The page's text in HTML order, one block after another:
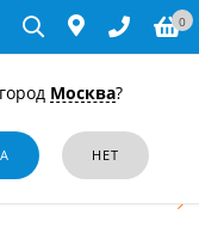
Москва?
0